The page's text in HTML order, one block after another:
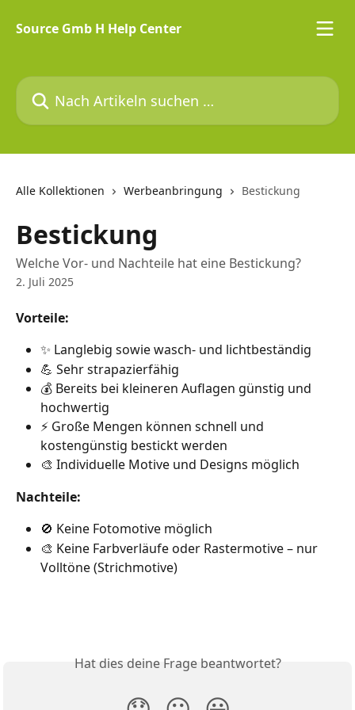
Source Gmb H Help Center
Nach Artikeln suchen …
Alle Kollektionen Werbeanbringung Bestickung
Bestickung
Welche Vor- und Nachteile hat eine Bestickung?
2. Juli 2025
Vorteile:
✨ Langlebig sowie wasch- und lichtbeständig
💪 Sehr strapazierfähig
💰 Bereits bei kleineren Auflagen günstig und
hochwertig
⚡ Große Mengen können schnell und
kostengünstig bestickt werden
🎨 Individuelle Motive und Designs möglich
Nachteile:
🚫 Keine Fotomotive möglich
🎨 Keine Farbverläufe oder Rastermotive – nur
Volltöne (Strichmotive)
Hat dies deine Frage beantwortet?